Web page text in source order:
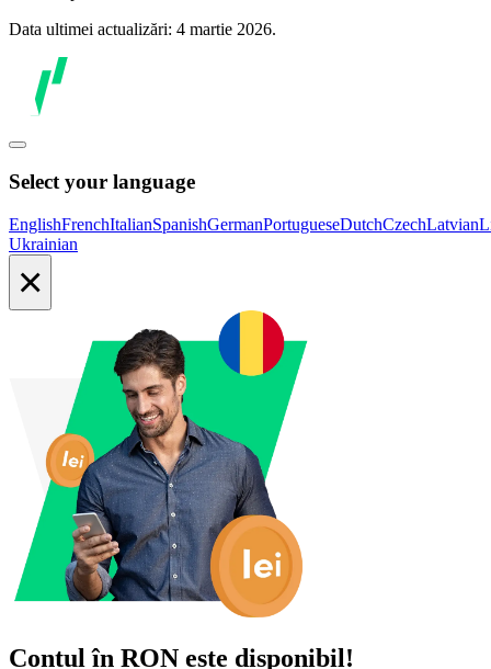
Data ultimei actualizări: 4 martie 2026.
Select your language
EnglishFrenchItalianSpanishGermanPortugueseDutchCzechLatvian
Ukrainian
×
Contul în RON este disponibil!